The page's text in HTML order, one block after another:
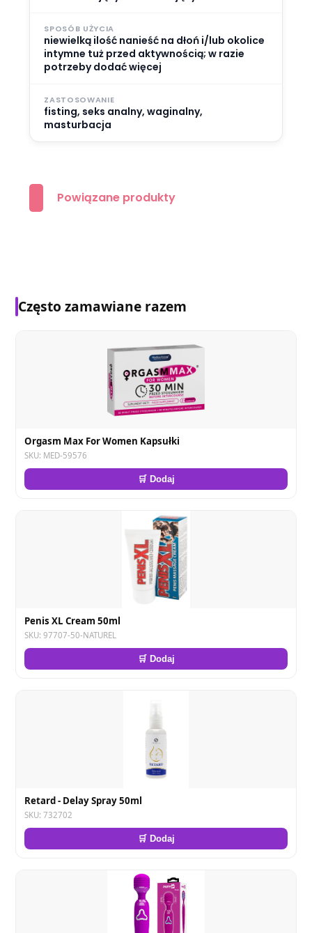
SPOSÓB UŻYCIA
niewielką ilość nanieść na dłoń i/lub okolice
intymne tuż przed aktywnością; w razie
potrzeby dodać więcej
ZASTOSOWANIE
fisting, seks analny, waginalny,
masturbacja
Powiązane produkty
Często zamawiane razem
Orgasm Max For Women Kapsułki
SKU: MED-59576
🛒 Dodaj
Penis XL Cream 50ml
SKU: 97707-50-NATUREL
🛒 Dodaj
Retard - Delay Spray 50ml
SKU: 732702
🛒 Dodaj